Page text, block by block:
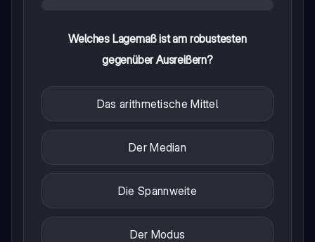
Welches Lagemaß ist am robustesten
gegenüber Ausreißern?
Das arithmetische Mittel
Der Median
Die Spannweite
Der Modus